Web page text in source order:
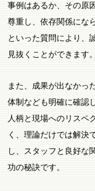
事例はあるか、その原
尊重し、依存関係にな
といった質問により、
見抜くことができます。
また、成果が出なかっ
体制なども明確に確認
人柄と現場へのリスペ
く、理論だけでは解決
し、スタッフと良好な
功の秘訣です。